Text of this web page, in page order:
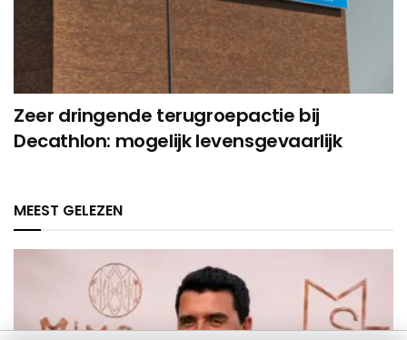
Zeer dringende terugroepactie bij
Decathlon: mogelijk levensgevaarlijk
MEEST GELEZEN